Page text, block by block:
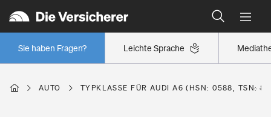
Leichte Sprache
Sie haben Fragen?
Wer versichert was: Jetzt Versicherer finden
Regionalklassen: So ist Ihre Region eingestuft
Wer versichert was: Jetzt Versicherer finden
AUTO TYPKLASSE FÜR AUDI A6 (HSN: 0588, TSN: